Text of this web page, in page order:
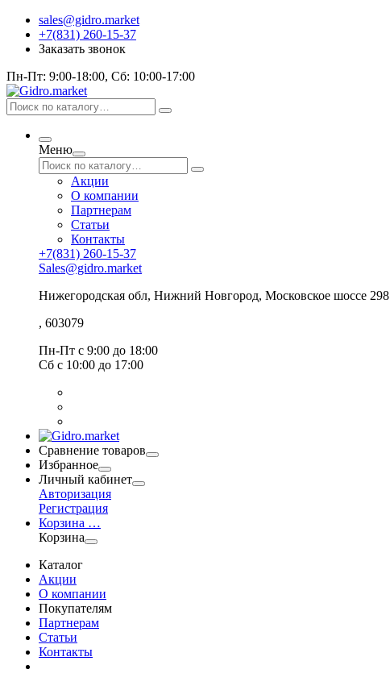
sales@gidro.market
+7(831) 260-15-37
Заказать звонок
Пн-Пт: 9:00-18:00, Сб: 10:00-17:00
Меню
Акции
О компании
Партнерам
Статьи
Контакты
+7(831) 260-15-37
Sales@gidro.market
Нижегородская обл, Нижний Новгород, Московское шоссе 298
, 603079
Пн-Пт с 9:00 до 18:00
Сб с 10:00 до 17:00
Сравнение товаров
Избранное
Личный кабинет
Авторизация
Регистрация
Корзина …
Корзина
Каталог
Акции
О компании
Покупателям
Партнерам
Статьи
Контакты